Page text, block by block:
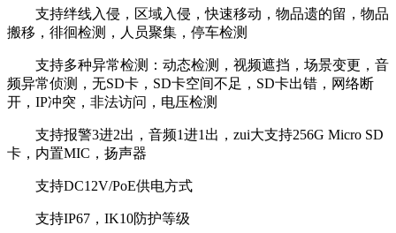
支持绊线入侵，区域入侵，快速移动，物品遗的留，物品
搬移，徘徊检测，人员聚集，停车检测
支持多种异常检测：动态检测，视频遮挡，场景变更，音
频异常侦测，无SD卡，SD卡空间不足，SD卡出错，网络断
开，IP冲突，非法访问，电压检测
支持报警3进2出，音频1进1出，zui大支持256G Micro SD
卡，内置MIC，扬声器
支持DC12V/PoE供电方式
支持IP67，IK10防护等级